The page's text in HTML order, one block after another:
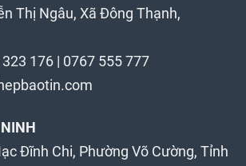
Thị Ngâu, Xã Đông Thạnh,
176 | 0767 555 777
Đĩnh Chi, Phường Võ Cường, Tỉnh